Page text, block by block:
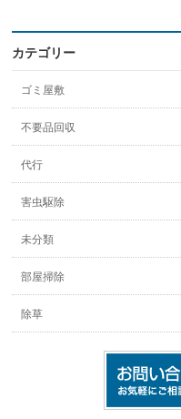
カテゴリー
ゴミ屋敷
不要品回収
代行
害虫駆除
未分類
部屋掃除
除草